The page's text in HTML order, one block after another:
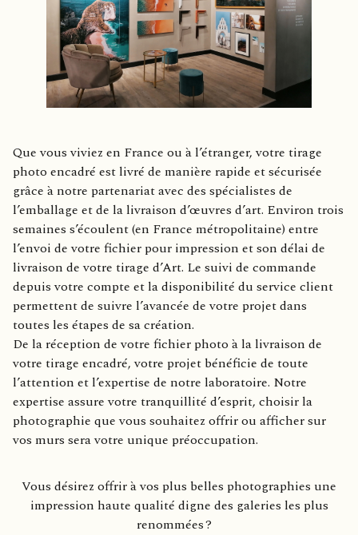
Que vous viviez en France ou à l’étranger, votre tirage
photo encadré est livré de manière rapide et sécurisée
grâce à notre partenariat avec des spécialistes de
l’emballage et de la livraison d’œuvres d’art. Environ trois
semaines s’écoulent (en France métropolitaine) entre
l’envoi de votre fichier pour impression et son délai de
livraison de votre tirage d’Art. Le suivi de commande
depuis votre compte et la disponibilité du service client
permettent de suivre l’avancée de votre projet dans
toutes les étapes de sa création.
De la réception de votre fichier photo à la livraison de
votre tirage encadré, votre projet bénéficie de toute
l’attention et l’expertise de notre laboratoire. Notre
expertise assure votre tranquillité d’esprit, choisir la
photographie que vous souhaitez offrir ou afficher sur
vos murs sera votre unique préoccupation.
Vous désirez offrir à vos plus belles photographies une
impression haute qualité digne des galeries les plus
renommées ?